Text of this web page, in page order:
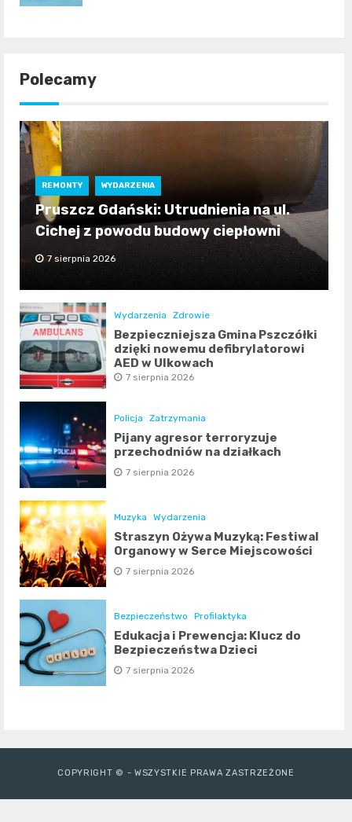
Polecamy
REMONTY WYDARZENIA
Pruszcz Gdański: Utrudnienia na ul.
Cichej z powodu budowy ciepłowni
7 sierpnia 2026
Wydarzenia Zdrowie
Bezpieczniejsza Gmina Pszczółki
dzięki nowemu defibrylatorowi
AED w Ulkowach
7 sierpnia 2026
Policja Zatrzymania
Pijany agresor terroryzuje
przechodniów na działkach
7 sierpnia 2026
Muzyka Wydarzenia
Straszyn Ożywa Muzyką: Festiwal
Organowy w Serce Miejscowości
7 sierpnia 2026
Bezpieczeństwo Profilaktyka
Edukacja i Prewencja: Klucz do
Bezpieczeństwa Dzieci
7 sierpnia 2026
COPYRIGHT © - WSZYSTKIE PRAWA ZASTRZEŻONE